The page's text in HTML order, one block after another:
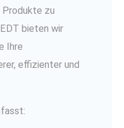
Produkte zu
bieten wir
Ihre
effizienter und